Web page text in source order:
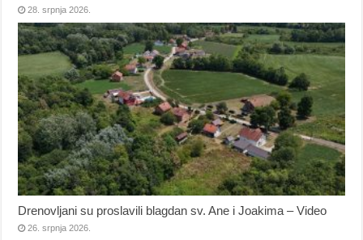
28. srpnja 2026.
Drenovljani su proslavili blagdan sv. Ane i Joakima – Video
26. srpnja 2026.